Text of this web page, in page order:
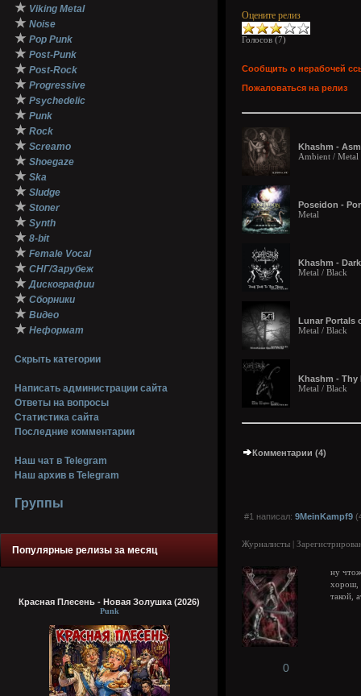
★ Viking Metal
★ Noise
★ Pop Punk
★ Post-Punk
★ Post-Rock
★ Progressive
★ Psychedelic
★ Punk
★ Rock
★ Screamo
★ Shoegaze
★ Ska
★ Sludge
★ Stoner
★ Synth
★ 8-bit
★ Female Vocal
★ СНГ/Зарубеж
★ Дискографии
★ Сборники
★ Видео
★ Неформат
Скрыть категории
Написать администрации сайта
Ответы на вопросы
Статистика сайта
Последние комментарии
Наш чат в Telegram
Наш архив в Telegram
Группы
Популярные релизы за месяц
Красная Плесень - Новая Золушка (2026)
Punk
Оцените релиз
Голосов (7)
Сообщить о нерабочей
Пожаловаться на релиз
Khashm -
Ambient / Metal
Poseidon -
Metal
Khashm -
Metal / Black
Lunar Portals
Metal / Black
Khashm - Thy
Metal / Black
Комментарии (4)
#1 написал: 9MeinKampf9
Журналисты |
ну
хорош,
такой,
0